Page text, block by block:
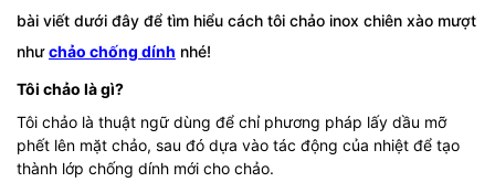
bài viết dưới đây để tìm hiểu cách tôi chảo inox chiên xào mượt
nhưchảo chống dính nhé!
Tôi chảo là gì?
Tôi chảo là thuật ngữ dùng để chỉ phương pháp lấy dầu mỡ
phết lên mặt chảo, sau đó dựa vào tác động của nhiệt để tạo
thành lớp chống dính mới cho chảo.